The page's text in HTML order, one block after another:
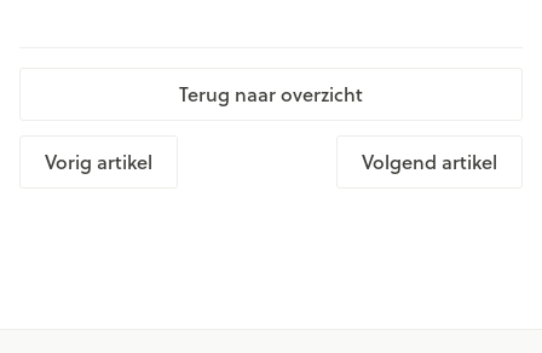
Terug naar overzicht
Vorig artikel Volgend artikel